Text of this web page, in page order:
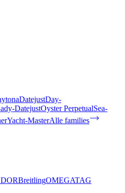
DatejustDay-
DatejustOyster PerpetualSea-
Yacht-MasterAlle families
BreitlingOMEGATAG